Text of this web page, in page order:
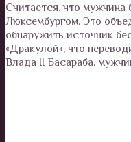
Считается, что мужчина
Люксембургом. Это
обнаружить источник
«Дракулой», что
Влада II Басараба,